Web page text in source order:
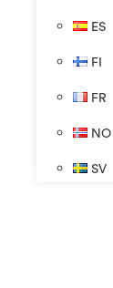
ES
FI
FR
NO
SV